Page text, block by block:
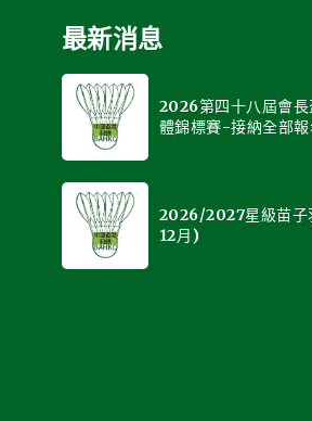
最新消息
2026第四十八屆會
體錦標賽-接納全部報
2026/2027星級苗
12月)